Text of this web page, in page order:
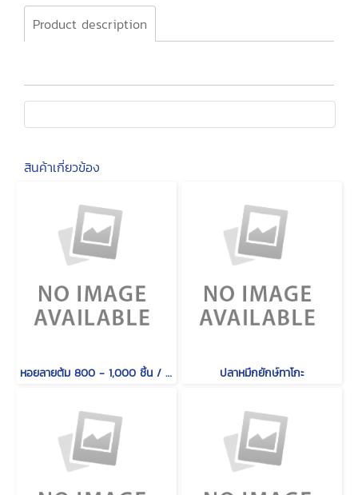
Product description
สินค้าเกี่ยวข้อง
หอยลายต้ม 800 - 1,000 ชิ้น / กก. ปลาหมึกยักษ์ทาโกะ